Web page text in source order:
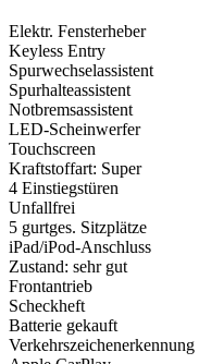
Elektr. Fensterheber
Keyless Entry
Spurwechselassistent
Spurhalteassistent
Notbremsassistent
LED-Scheinwerfer
Touchscreen
Kraftstoffart: Super
4 Einstiegstüren
Unfallfrei
5 gurtges. Sitzplätze
iPad/iPod-Anschluss
Zustand: sehr gut
Frontantrieb
Scheckheft
Batterie gekauft
Verkehrszeichenerkennung